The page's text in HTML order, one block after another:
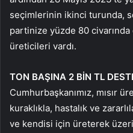
seçimlerinin ikinci turunda,
partinize yüzde 80 civarında
üreticileri vardı.
TON BAŞINA 2 BİN TL
Cumhurbaşkanımız, mısır
kuraklıkla, hastalık ve
ve kendisi için üreterek